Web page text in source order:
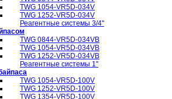
TWG 1054-VR5D-034V
TWG 1252-VR5D-034V
Реагентные системы 3/4''
TWG 0844-VR5D-034VB
TWG 1054-VR5D-034VB
TWG 1252-VR5D-034VB
Реагентные системы 1''
TWG 1054-VR5D-100V
TWG 1252-VR5D-100V
TWG 1354-VR5D-100V